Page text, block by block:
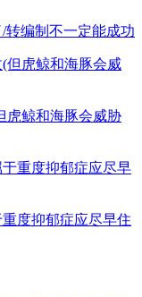
转编制不一定能成功
虎鲸和海豚会威胁
度抑郁症应尽早住